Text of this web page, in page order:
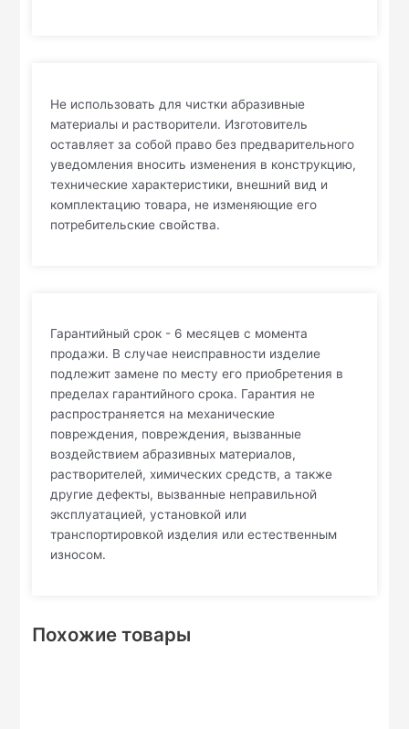
Не использовать для чистки абразивные
материалы и растворители. Изготовитель
оставляет за собой право без предварительного
уведомления вносить изменения в конструкцию,
технические характеристики, внешний вид и
комплектацию товара, не изменяющие его
потребительские свойства.
Гарантийный срок - 6 месяцев с момента
продажи. В случае неисправности изделие
подлежит замене по месту его приобретения в
пределах гарантийного срока. Гарантия не
распространяется на механические
повреждения, повреждения, вызванные
воздействием абразивных материалов,
растворителей, химических средств, а также
другие дефекты, вызванные неправильной
эксплуатацией, установкой или
транспортировкой изделия или естественным
износом.
Похожие товары